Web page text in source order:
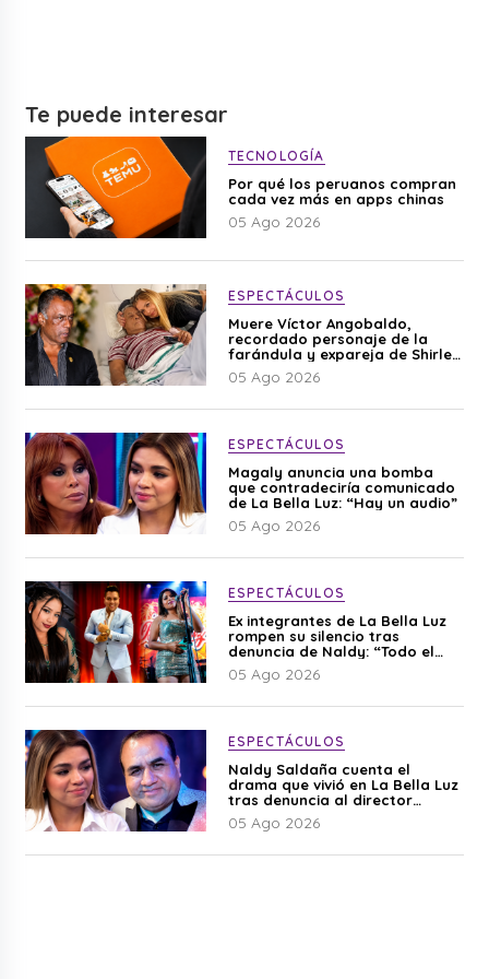
Te puede interesar
TECNOLOGÍA
Por qué los peruanos compran
cada vez más en apps chinas
05 Ago 2026
ESPECTÁCULOS
Muere Víctor Angobaldo,
recordado personaje de la
farándula y expareja de Shirley
Cherres
05 Ago 2026
ESPECTÁCULOS
Magaly anuncia una bomba
que contradeciría comunicado
de La Bella Luz: “Hay un audio”
05 Ago 2026
ESPECTÁCULOS
Ex integrantes de La Bella Luz
rompen su silencio tras
denuncia de Naldy: “Todo el
mundo lo sabía”
05 Ago 2026
ESPECTÁCULOS
Naldy Saldaña cuenta el
drama que vivió en La Bella Luz
tras denuncia al director
musical: “No me parece justo”
05 Ago 2026